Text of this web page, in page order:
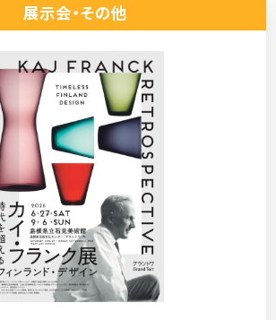
展示会・その他